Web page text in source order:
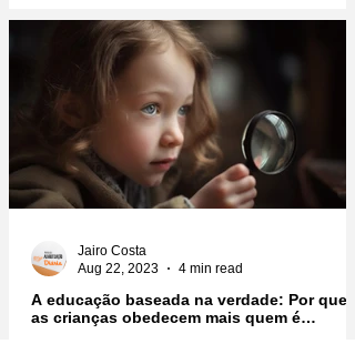
A educação baseada na verdade: Por que
as crianças obedecem mais quem é
Jairo Costa
Aug 22, 2023
4 min read